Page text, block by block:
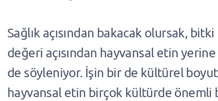
Sağlık açısından bakacak olursak,
değeri açısından hayvansal etin
de söyleniyor. İşin bir de kültürel
hayvansal etin birçok kültürde önemli